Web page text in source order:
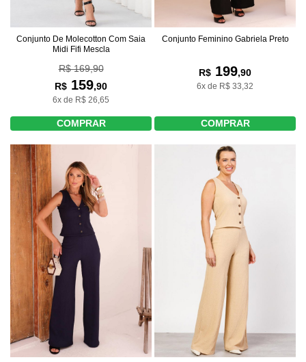
Conjunto De Molecotton Com Saia
Midi Fifi Mescla
R$ 169,90
R$ 159,90
6x de R$ 26,65
COMPRAR
Conjunto Feminino Gabriela Preto
R$ 199,90
6x de R$ 33,32
COMPRAR